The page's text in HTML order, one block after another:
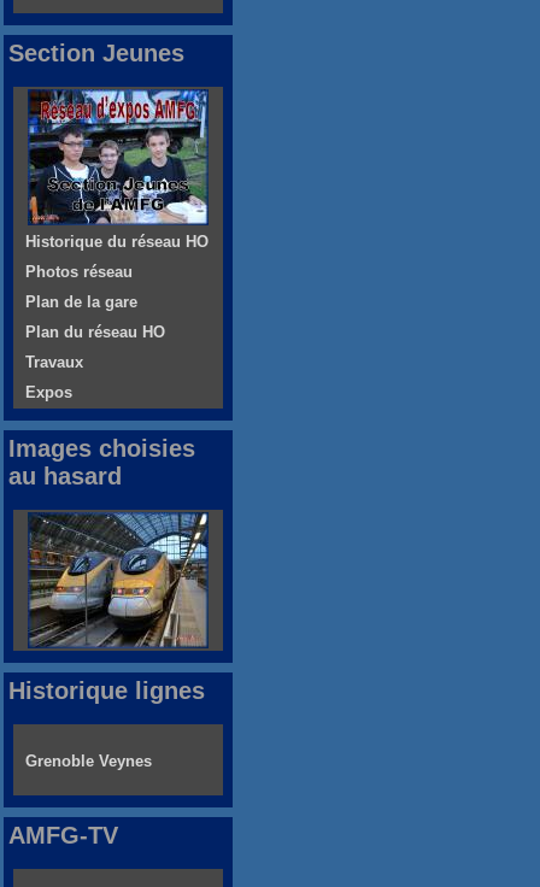
Section Jeunes
Historique du réseau HO
Photos réseau
Plan de la gare
Plan du réseau HO
Travaux
Expos
Images choisies
au hasard
Historique lignes
Grenoble Veynes
AMFG-TV